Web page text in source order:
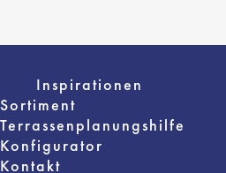
Inspirationen
Sortiment
Terrassenplanungshilfe
Konfigurator
Kontakt